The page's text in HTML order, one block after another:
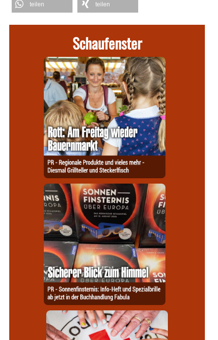
teilen teilen
Schaufenster